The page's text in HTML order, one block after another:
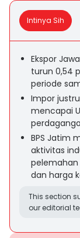
Intinya Sih
Ekspor
turun 0,54
periode
Impor
mencapai
BPS Jatim
aktivitas
pelemahan
dan harga
This section
our editorial